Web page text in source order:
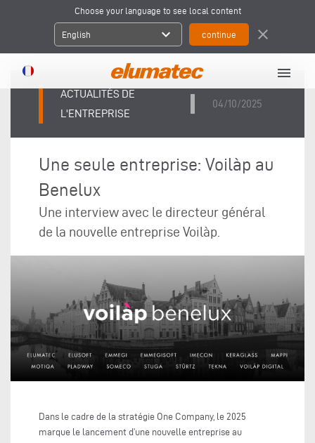
Choose your language to see local content
English expand_more close
menu
ACTUALITÉS DE
L'ENTREPRISE
04/10/2025
Une seule entreprise: Voilàp au
Benelux
Une interview avec le directeur général
de la nouvelle entreprise Voilàp.
Dans le cadre de la stratégie One Company, le 2025
marque le lancement d’une nouvelle entreprise au